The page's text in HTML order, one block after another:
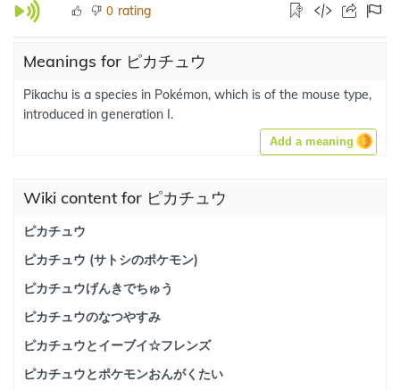
0 rating
Meanings for ピカチュウ
Pikachu is a species in Pokémon, which is of the mouse type,
introduced in generation I.
Add a meaning
Wiki content for ピカチュウ
ピカチュウ
ピカチュウ (サトシのポケモン)
ピカチュウげんきでちゅう
ピカチュウのなつやすみ
ピカチュウとイーブイ☆フレンズ
ピカチュウとポケモンおんがくたい